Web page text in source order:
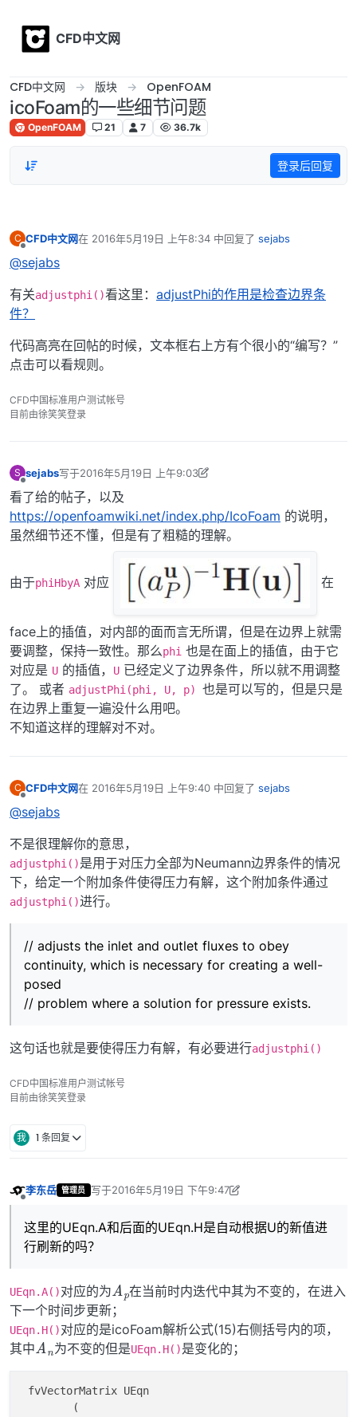
CFD中文网
CFD中文网 版块 OpenFOAM
icoFoam的一些细节问题
OpenFOAM 21 7 36.7k
登录后回复
C CFD中文网在 2016年5月19日 上午8:34 中回复了 sejabs
最后由 编辑
@sejabs
有关adjustphi()看这里： adjustPhi的作用是检查边界条
件？
代码高亮在回帖的时候，文本框右上方有个很小的“编写？”
点击可以看规则。
CFD中国标准用户测试帐号
目前由徐笑笑登录
S
离线
sejabs写于2016年5月19日 上午9:03
最后由 sejabs 编辑 2016年5月19日 下午5:08
看了给的帖子，以及
https://openfoamwiki.net/index.php/IcoFoam 的说明，
虽然细节还不懂，但是有了粗糙的理解。
由于phiHbyA 对应 在
face上的插值，对内部的面而言无所谓，但是在边界上就需
要调整，保持一致性。那么phi 也是在面上的插值，由于它
对应是 U 的插值， U 已经定义了边界条件，所以就不用调整
了。 或者 adjustPhi(phi, U, p) 也是可以写的，但是只是
在边界上重复一遍没什么用吧。
不知道这样的理解对不对。
C CFD中文网在 2016年5月19日 上午9:40 中回复了 sejabs
最后由 编辑
@sejabs
不是很理解你的意思，
adjustphi()是用于对压力全部为Neumann边界条件的情况
下，给定一个附加条件使得压力有解，这个附加条件通过
adjustphi()进行。
// adjusts the inlet and outlet fluxes to obey
continuity, which is necessary for creating a well-
posed
// problem where a solution for pressure exists.
这句话也就是要使得压力有解，有必要进行adjustphi()
CFD中国标准用户测试帐号
目前由徐笑笑登录
我 1 条回复
李东岳 管理员 写于2016年5月19日 下午9:47
最后由 李东岳 编辑2016年5月20日 上午5:48
这里的UEqn.A和后面的UEqn.H是自动根据U的新值进
行刷新的吗？
UEqn.A()对应的为
在当前时内迭代中其为不变的，在进入
下一个时间步更新；
UEqn.H()对应的是icoFoam解析公式(15)右侧括号内的项，
其中
A
n
为不变的但是UEqn.H()是变化的；
fvVectorMatrix UEqn
        (